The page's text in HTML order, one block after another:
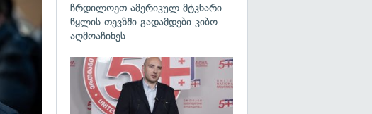
გადახედვა
ჩრდილოეთ ამერიკულ მტკნარი
წყლის თევზში გადამდები კიბო
აღმოაჩინეს